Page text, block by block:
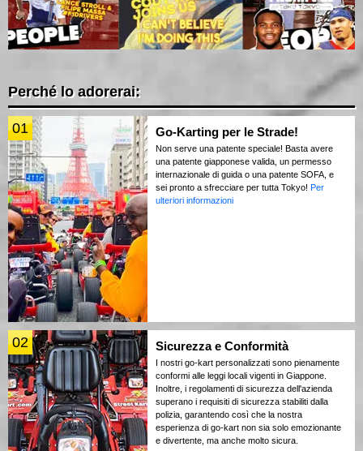
Perché lo adorerai:
01 Go-Karting per le Strade!
Non serve una patente speciale! Basta avere
una patente giapponese valida, un permesso
internazionale di guida o una patente SOFA, e
sei pronto a sfrecciare per tutta Tokyo! Per
ulteriori informazioni
02 Sicurezza e Conformità
I nostri go-kart personalizzati sono pienamente
conformi alle leggi locali vigenti in Giappone.
Inoltre, i regolamenti di sicurezza dell'azienda
superano i requisiti di sicurezza stabiliti dalla
polizia, garantendo così che la nostra
esperienza di go-kart non sia solo emozionante
e divertente, ma anche molto sicura.